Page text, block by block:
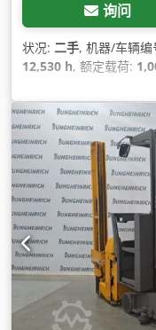
询问
状况: 二手, 机器/车辆编
12,530 h, 额定载荷:
高度:2,600 毫米, 电池
5,419 千克,